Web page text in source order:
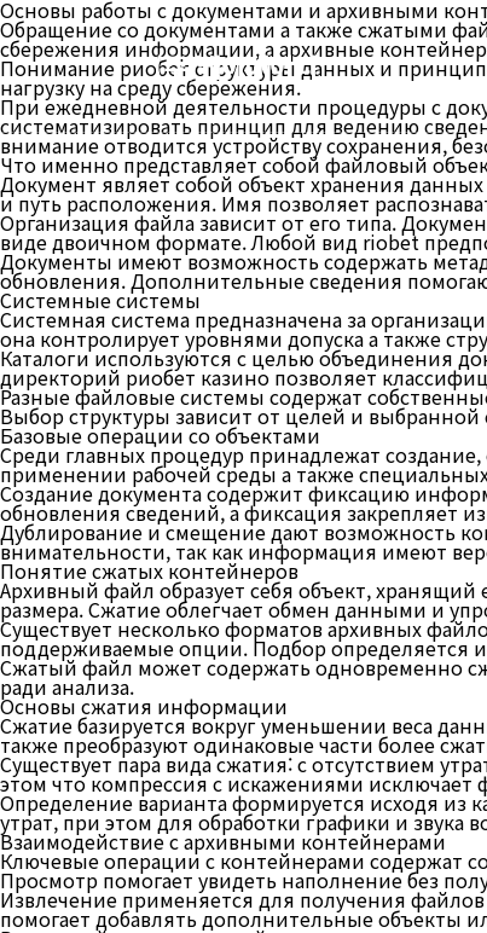
(주)케이에이디
Основы работы с документами и архивными
Обращение со документами а также сжатыми
сбережения информации, а архивные
Понимание риобет структуры данных и
нагрузку на среду сбережения.
При ежедневной деятельности процедуры с
систематизировать принцип для ведению
внимание отводится устройству сохранения,
Что именно представляет собой файловый
Документ являет собой объект хранения
и путь расположения. Имя позволяет
Организация файла зависит от его типа.
виде двоичном формате. Любой вид riobet
Документы имеют возможность содержать
обновления. Дополнительные сведения
Системные системы
Системная система предназначена за
она контролирует уровнями допуска а также
Каталоги используются с целью объединения
директорий риобет казино позволяет
Разные файловые системы содержат
Выбор структуры зависит от целей и
Базовые операции со объектами
Среди главных процедур принадлежат
применении рабочей среды а также
Создание документа содержит фиксацию
обновления сведений, а фиксация закрепляет
Дублирование и смещение дают возможность
внимательности, так как информация имеют
Понятие сжатых контейнеров
Архивный файл образует себя объект,
размера. Сжатие облегчает обмен данными и
Существует несколько форматов архивных
поддерживаемые опции. Подбор определяется
Сжатый файл может содержать одновременно
ради анализа.
Основы сжатия информации
Сжатие базируется вокруг уменьшении веса
также преобразуют одинаковые части более
Существует пара вида сжатия: с отсутствием
этом что компрессия с искажениями
Определение варианта формируется исходя из
утрат, при этом для обработки графики и звука
Взаимодействие с архивными контейнерами
Ключевые операции с контейнерами содержат
Просмотр помогает увидеть наполнение без
Извлечение применяется для получения
помогает добавлять дополнительные объекты